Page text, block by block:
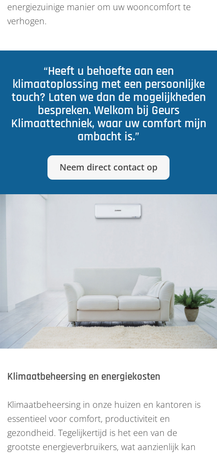
energiezuinige manier om uw wooncomfort te
verhogen.
“Heeft u behoefte aan een
klimaatoplossing met een persoonlijke
touch? Laten we dan de mogelijkheden
bespreken. Welkom bij Geurs
Klimaattechniek, waar uw comfort mijn
ambacht is.”
Neem direct contact op
Klimaatbeheersing en energiekosten
Klimaatbeheersing in onze huizen en kantoren is
essentieel voor comfort, productiviteit en
gezondheid. Tegelijkertijd is het een van de
grootste energieverbruikers, wat aanzienlijk kan